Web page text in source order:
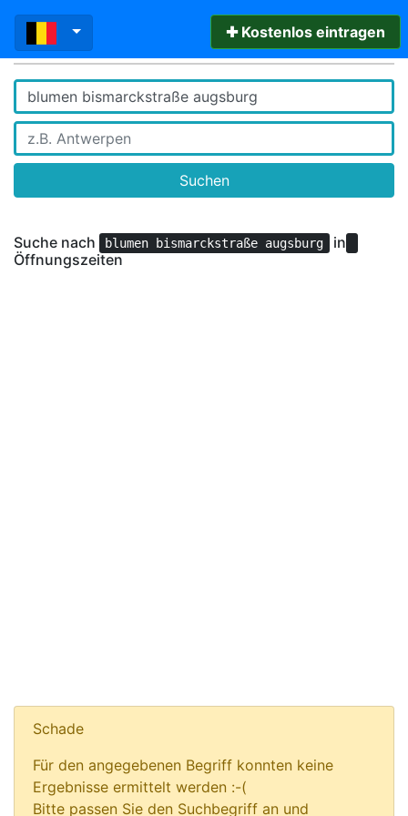
✚ Kostenlos eintragen
Suchen
Suche nach blumen bismarckstraße augsburg
in
Öffnungszeiten
Schade
Für den angegebenen Begriff konnten keine
Ergebnisse ermittelt werden :-(
Bitte passen Sie den Suchbegriff an und